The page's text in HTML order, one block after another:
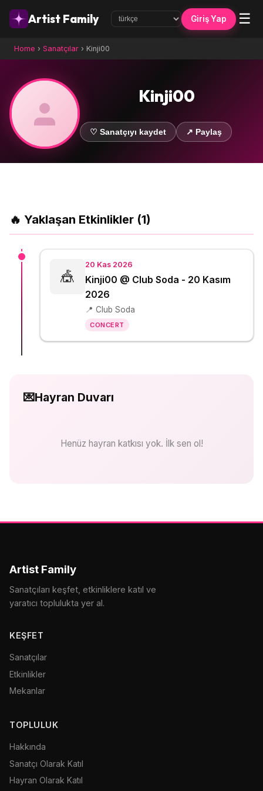
Artist Family Giriş Yap ☰
Home › Sanatçılar › Kinji00
Kinji00
♡ Sanatçıyı kaydet ↗ Paylaş
🔥 Yaklaşan Etkinlikler (1)
🎪
20 Kas 2026
Kinji00 @ Club Soda - 20 Kasım
2026
📍 Club Soda
CONCERT
💌Hayran Duvarı
Henüz hayran katkısı yok. İlk sen ol!
Artist Family
Sanatçıları keşfet, etkinliklere katıl ve
yaratıcı toplulukta yer al.
KEŞFET
Sanatçılar
Etkinlikler
Mekanlar
TOPLULUK
Hakkında
Sanatçı Olarak Katıl
Hayran Olarak Katıl